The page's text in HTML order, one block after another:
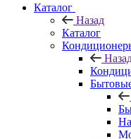
Каталог
Назад
Каталог